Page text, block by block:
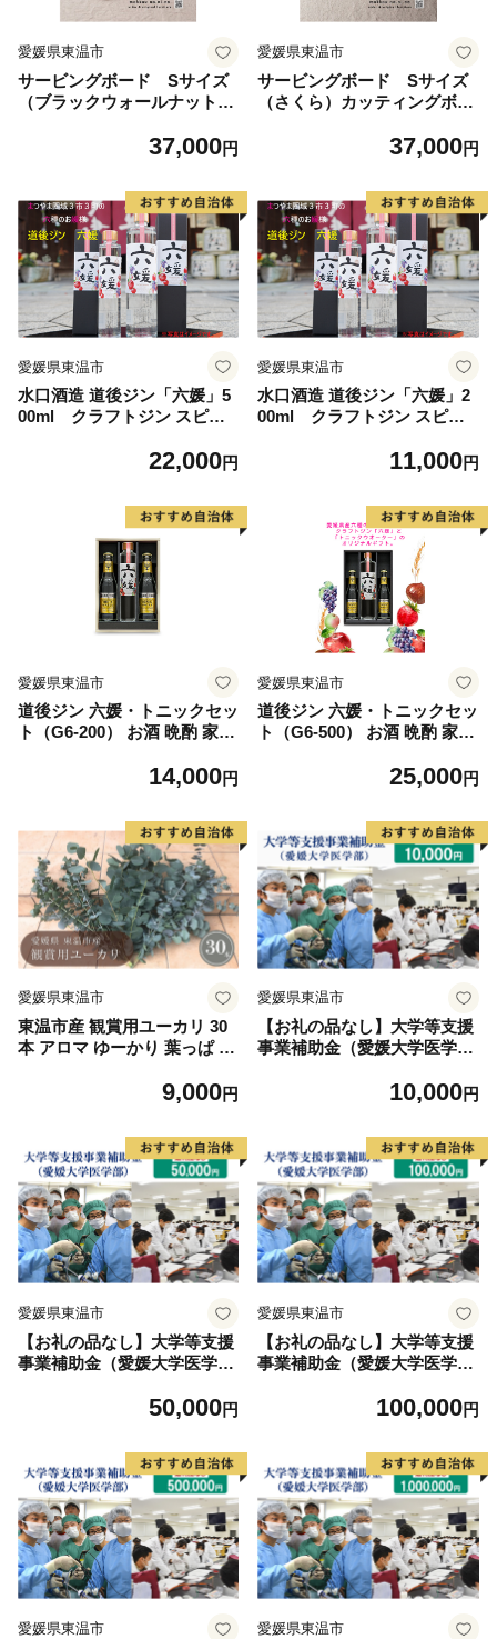
愛媛県東温市
サービングボード Sサイズ
（ブラックウォールナット）
プレート 結婚祝い 新築祝
祝い プレゼント
37,000円
愛媛県東温市
サービングボード Sサイズ
（さくら）カッティングボー
い 新築祝い 日用品 雑貨 工
37,000円
愛媛県東温市
水口酒造 道後ジン「六媛」5
00ml クラフトジン スピリ
宅飲み 愛媛県産素材 ボタニ
22,000円
愛媛県東温市
水口酒造 道後ジン「六媛」2
00ml クラフトジン スピリ
宅飲み 愛媛県産素材 ボタニ
11,000円
愛媛県東温市
道後ジン 六媛・トニックセッ
ト（G6-200） お酒 晩酌 家飲
ニカル 華やかな香り 香ばし
14,000円
愛媛県東温市
道後ジン 六媛・トニックセッ
ト（G6-500） お酒 晩酌 家飲
ニカル 華やかな香り 香ばし
25,000円
愛媛県東温市
東温市産 観賞用ユーカリ 30
本 アロマ ゆーかり 葉っぱ 切
9,000円
愛媛県東温市
【お礼の品なし】大学等支援
事業補助金（愛媛大学医学
10,000円
愛媛県東温市
【お礼の品なし】大学等支援
事業補助金（愛媛大学医学
50,000円
愛媛県東温市
【お礼の品なし】大学等支援
事業補助金（愛媛大学医学
100,000円
愛媛県東温市 愛媛県東温市